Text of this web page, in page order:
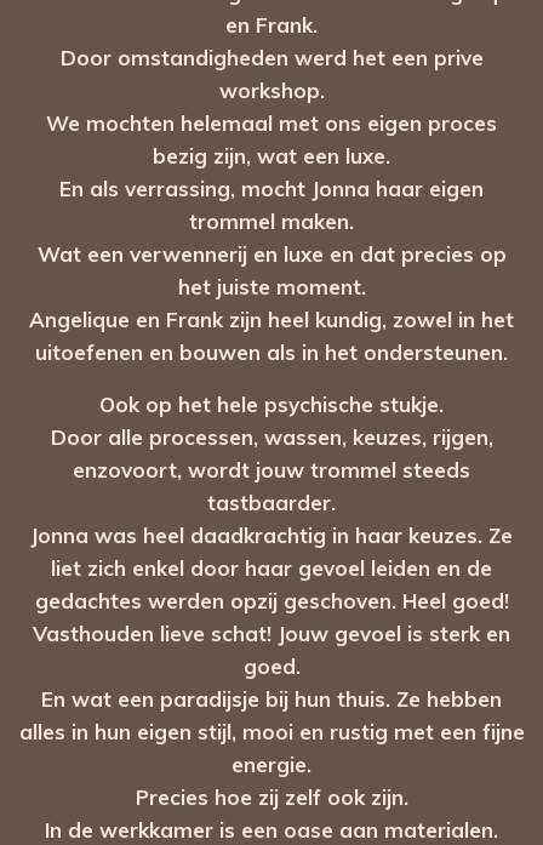
en Frank.
Door omstandigheden werd het een prive
workshop.
We mochten helemaal met ons eigen proces
bezig zijn, wat een luxe.
En als verrassing, mocht Jonna haar eigen
trommel maken.
Wat een verwennerij en luxe en dat precies op
het juiste moment.
Angelique en Frank zijn heel kundig, zowel in het
uitoefenen en bouwen als in het ondersteunen.
Ook op het hele psychische stukje.
Door alle processen, wassen, keuzes, rijgen,
enzovoort, wordt jouw trommel steeds
tastbaarder.
Jonna was heel daadkrachtig in haar keuzes. Ze
liet zich enkel door haar gevoel leiden en de
gedachtes werden opzij geschoven. Heel goed!
Vasthouden lieve schat! Jouw gevoel is sterk en
goed.
En wat een paradijsje bij hun thuis. Ze hebben
alles in hun eigen stijl, mooi en rustig met een fijne
energie.
Precies hoe zij zelf ook zijn.
In de werkkamer is een oase aan materialen.